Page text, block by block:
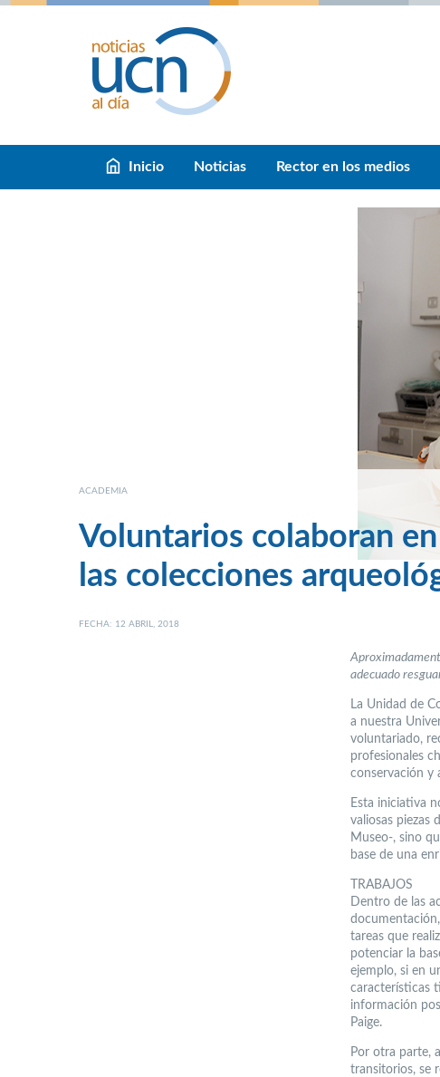
Inicio Noticias Rector en los medios
ACADEMIA
Voluntarios colaboran
las colecciones
FECHA: 12 ABRIL, 2018
adecuado
La Unidad de
a nuestra
voluntariado,
profesionales
conservación y
Esta iniciativa
valiosas piezas
Museo-, sino
base de una
TRABAJOS
Dentro de las
tareas que
potenciar la
ejemplo, si en
características
información
Paige.
Por otra parte,
transitorios, se